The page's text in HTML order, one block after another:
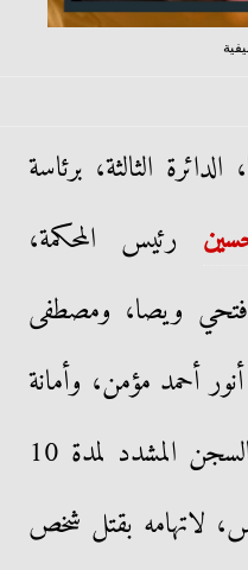
الثالثة، برئاسة
رئيس المحكمة،
فتحي ويصا، ومصطفى
أحمد مؤمن، وأمانة
سر مينا عوض ميخائيل، بالسجن المشدد لمدة 10
لاتهامه بقتل شخص